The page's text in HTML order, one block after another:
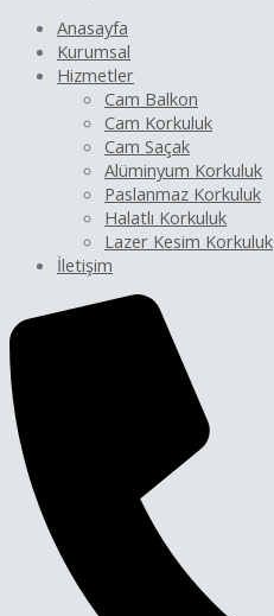
Anasayfa
Kurumsal
Hizmetler
Cam Balkon
Cam Korkuluk
Cam Saçak
Alüminyum Korkuluk
Paslanmaz Korkuluk
Halatlı Korkuluk
Lazer Kesim Korkuluk
İletişim